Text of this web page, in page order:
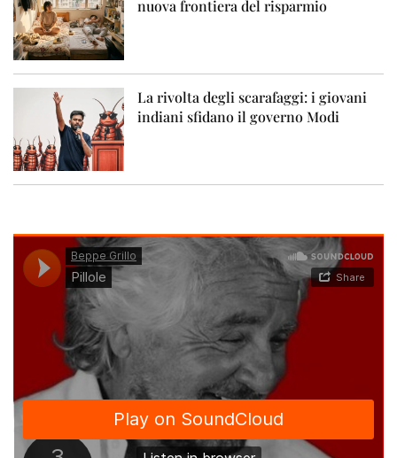
nuova frontiera del risparmio
La rivolta degli scarafaggi: i giovani
indiani sfidano il governo Modi